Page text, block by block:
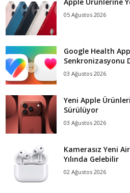
05 Ağustos 2026
Google Health
Senkronizasyonu
03 Ağustos 2026
Yeni Apple
Sürülüyor
03 Ağustos 2026
Kamerasız Yeni
Yılında Gelebilir
02 Ağustos 2026